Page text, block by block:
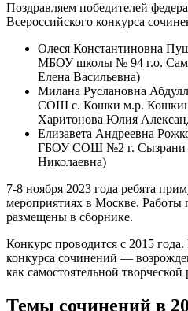
Поздравляем победителей
Всероссийского конкурса
Олеся Константиновна
МБОУ школы № 94 г.о.
Елена Васильевна)
Милана Руслановна
СОШ с. Кошки м.р.
Харитонова Юлия
Елизавета Андреевна
ГБОУ СОШ №2 г. Сызрани
Николаевна)
7-8 ноября 2023 года ребята
мероприятиях в Москве. Работы
размещены в сборнике.
Конкурс проводится с 2015
конкурса сочинений —
как самостоятельной творческой
Темы сочинений в